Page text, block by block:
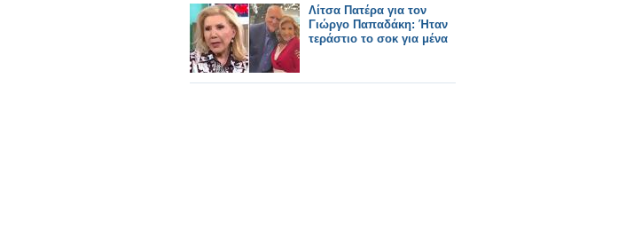
Λίτσα Πατέρα για τον
Γιώργο Παπαδάκη: Ήταν
τεράστιο το σοκ για μένα